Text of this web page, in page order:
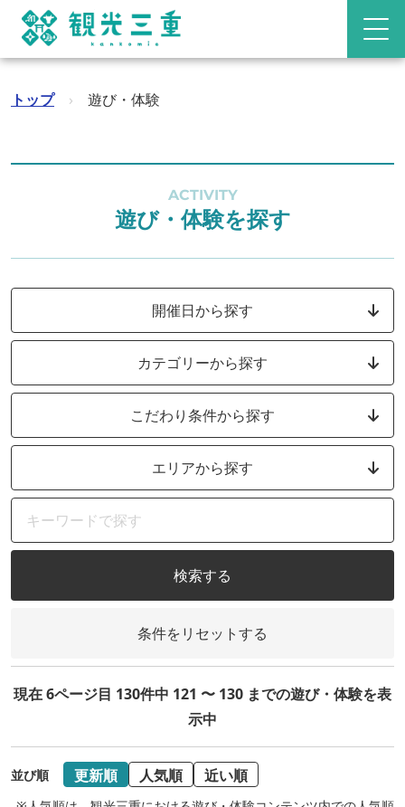
トップ › 遊び・体験
ACTIVITY
遊び・体験を探す
開催日から探す
カテゴリーから探す
こだわり条件から探す
エリアから探す
検索する
条件をリセットする
現在 6ページ目 130件中 121 〜 130 までの遊び・体験を表
示中
並び順 更新順 人気順 近い順